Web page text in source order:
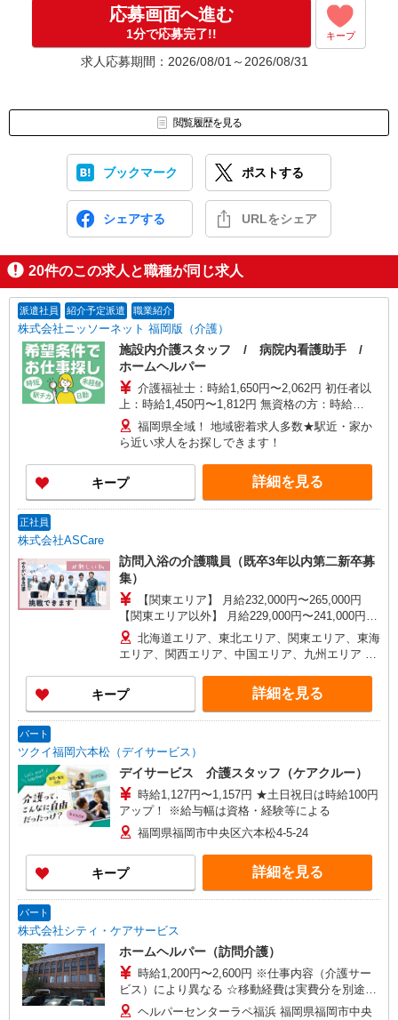
応募画面へ進む
1分で応募完了!! キープ
求人応募期間：2026/08/01～2026/08/31
閲覧履歴を見る
ブックマーク ポストする
シェアする URLをシェア
20件のこの求人と職種が同じ求人
派遣社員 紹介予定派遣 職業紹介
株式会社ニッソーネット 福岡版（介護）
施設内介護スタッフ / 病院内看護助手 /
ホームヘルパー
介護福祉士：時給1,650円〜2,062円 初任者以
上：時給1,450円〜1,812円 無資格の方：時給
1,350円〜1,687円 ※給与幅は勤務先による +交通
費、諸手当（勤務先による） +0円で介護資格が取
れる （別途規定） ★給与日払い制度あり！
福岡県全域！ 地域密着求人多数★駅近・家か
ら近い求人をお探しできます！
キープ 詳細を見る
正社員
株式会社ASCare
訪問入浴の介護職員（既卒3年以内第二新卒募
集）
【関東エリア】 月給232,000円〜265,000円
【関東エリア以外】 月給229,000円〜241,000円
※勤務地域により異なります ※地域手当含む ※交
付金手当含む ※各種手当は待遇項目を参照 ◎キャ
リアステップ年収モデル（参考値） 一般職（平均
勤続年数5年）390万円 事業所長（平均勤続年数10
年 2〜3年で所長になる人もいます！）500万円
ブロック長（平均勤続年数13年）650万円 エリア
北海道エリア、東北エリア、関東エリア、東海
エリア、関西エリア、中国エリア、九州エリア ※
属されます。 ※Ｕ・Ｉターン歓迎！会社都合によ
る異動等はございません！
キープ 詳細を見る
パート
ツクイ福岡六本松（デイサービス）
デイサービス 介護スタッフ（ケアクルー）
時給1,127円〜1,157円 ★土日祝日は時給100円
アップ！ ※給与幅は資格・経験等による
福岡県福岡市中央区六本松4-5-24
キープ 詳細を見る
パート
株式会社シティ・ケアサービス
ホームヘルパー（訪問介護）
時給1,200円〜2,600円 ※仕事内容（介護サー
ビス）により異なる ☆移動経費は実費分を別途支
給します。
ヘルパーセンターラペ福浜 福岡県福岡市中央